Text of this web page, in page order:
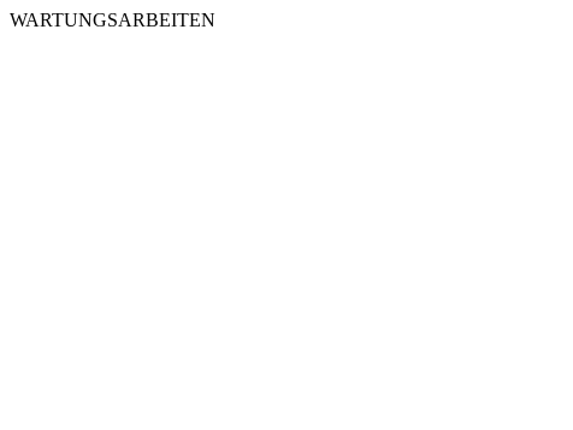
WARTUNGSARBEITEN